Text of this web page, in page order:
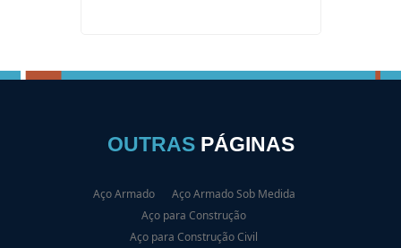
OUTRAS PÁGINAS
Aço Armado
Aço Armado Sob Medida
Aço para Construção
Aço para Construção Civil